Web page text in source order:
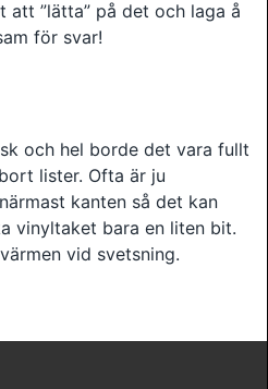
att ”lätta” på det och laga å
för svar!
och hel borde det vara fullt
lister. Ofta är ju
kanten så det kan
vinyltaket bara en liten bit.
vid svetsning.